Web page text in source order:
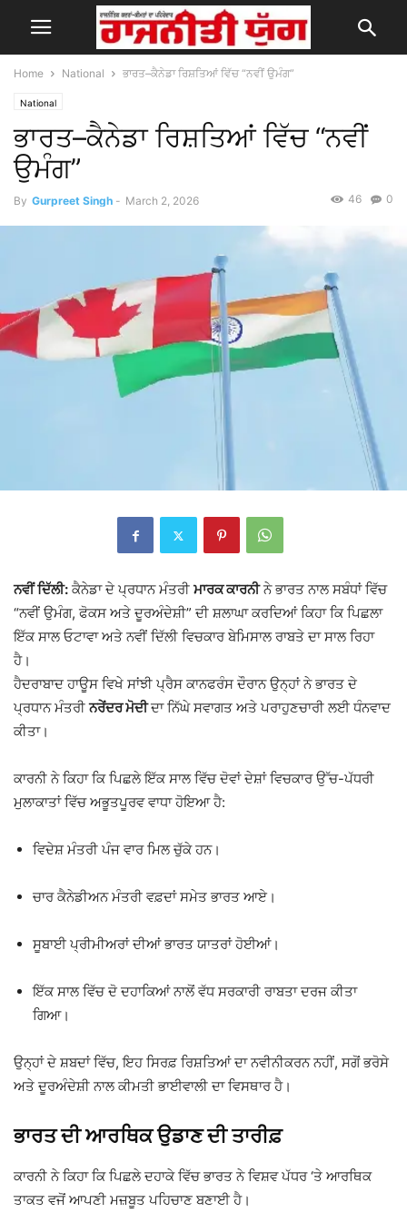
Home National ਭਾਰਤ–ਕੈਨੇਡਾ ਰਿਸ਼ਤਿਆਂ ਵਿੱਚ “ਨਵੀਂ ਉਮੰਗ”
National
ਭਾਰਤ–ਕੈਨੇਡਾ ਰਿਸ਼ਤਿਆਂ ਵਿੱਚ “ਨਵੀਂ
ਉਮੰਗ”
By Gurpreet Singh - March 2, 2026 0
46
ਨਵੀਂ ਦਿੱਲੀ: ਕੈਨੇਡਾ ਦੇ ਪ੍ਰਧਾਨ ਮੰਤਰੀਮਾਰਕ ਕਾਰਨੀਨੇ ਭਾਰਤ ਨਾਲ ਸਬੰਧਾਂ ਵਿੱਚ
“ਨਵੀਂ ਉਮੰਗ, ਫੋਕਸ ਅਤੇ ਦੂਰਅੰਦੇਸ਼ੀ” ਦੀ ਸ਼ਲਾਘਾ ਕਰਦਿਆਂ ਕਿਹਾ ਕਿ ਪਿਛਲਾ
ਇੱਕ ਸਾਲ ਓਟਾਵਾ ਅਤੇ ਨਵੀਂ ਦਿੱਲੀ ਵਿਚਕਾਰ ਬੇਮਿਸਾਲ ਰਾਬਤੇ ਦਾ ਸਾਲ ਰਿਹਾ
ਹੈ।
ਹੈਦਰਾਬਾਦ ਹਾਊਸ ਵਿਖੇ ਸਾਂਝੀ ਪ੍ਰੈਸ ਕਾਨਫਰੰਸ ਦੌਰਾਨ ਉਨ੍ਹਾਂ ਨੇ ਭਾਰਤ ਦੇ
ਪ੍ਰਧਾਨ ਮੰਤਰੀਨਰੇਂਦਰ ਮੋਦੀਦਾ ਨਿੱਘੇ ਸਵਾਗਤ ਅਤੇ ਪਰਾਹੁਣਚਾਰੀ ਲਈ ਧੰਨਵਾਦ
ਕੀਤਾ।
ਕਾਰਨੀ ਨੇ ਕਿਹਾ ਕਿ ਪਿਛਲੇ ਇੱਕ ਸਾਲ ਵਿੱਚ ਦੋਵਾਂ ਦੇਸ਼ਾਂ ਵਿਚਕਾਰ ਉੱਚ-ਪੱਧਰੀ
ਮੁਲਾਕਾਤਾਂ ਵਿੱਚ ਅਭੂਤਪੂਰਵ ਵਾਧਾ ਹੋਇਆ ਹੈ:
ਵਿਦੇਸ਼ ਮੰਤਰੀ ਪੰਜ ਵਾਰ ਮਿਲ ਚੁੱਕੇ ਹਨ।
ਚਾਰ ਕੈਨੇਡੀਅਨ ਮੰਤਰੀ ਵਫ਼ਦਾਂ ਸਮੇਤ ਭਾਰਤ ਆਏ।
ਸੂਬਾਈ ਪ੍ਰੀਮੀਅਰਾਂ ਦੀਆਂ ਭਾਰਤ ਯਾਤਰਾਂ ਹੋਈਆਂ।
ਇੱਕ ਸਾਲ ਵਿੱਚ ਦੋ ਦਹਾਕਿਆਂ ਨਾਲੋਂ ਵੱਧ ਸਰਕਾਰੀ ਰਾਬਤਾ ਦਰਜ ਕੀਤਾ
ਗਿਆ।
ਉਨ੍ਹਾਂ ਦੇ ਸ਼ਬਦਾਂ ਵਿੱਚ, ਇਹ ਸਿਰਫ਼ ਰਿਸ਼ਤਿਆਂ ਦਾ ਨਵੀਨੀਕਰਨ ਨਹੀਂ, ਸਗੋਂ ਭਰੋਸੇ
ਅਤੇ ਦੂਰਅੰਦੇਸ਼ੀ ਨਾਲ ਕੀਮਤੀ ਭਾਈਵਾਲੀ ਦਾ ਵਿਸਥਾਰ ਹੈ।
ਭਾਰਤ ਦੀ ਆਰਥਿਕ ਉਡਾਣ ਦੀ ਤਾਰੀਫ਼
ਕਾਰਨੀ ਨੇ ਕਿਹਾ ਕਿ ਪਿਛਲੇ ਦਹਾਕੇ ਵਿੱਚ ਭਾਰਤ ਨੇ ਵਿਸ਼ਵ ਪੱਧਰ ‘ਤੇ ਆਰਥਿਕ
ਤਾਕਤ ਵਜੋਂ ਆਪਣੀ ਮਜ਼ਬੂਤ ਪਹਿਚਾਣ ਬਣਾਈ ਹੈ।